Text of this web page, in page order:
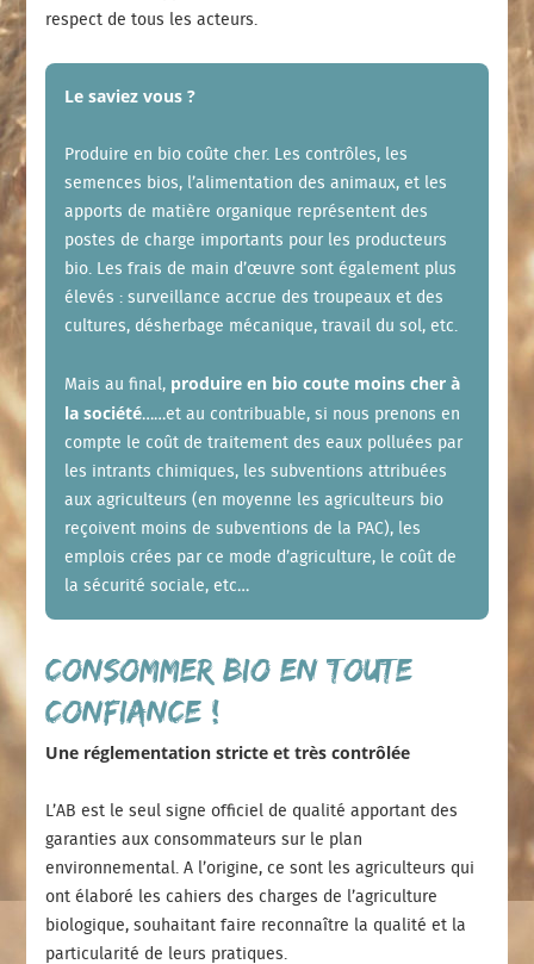
respect de tous les acteurs.
Le saviez vous ?
Produire en bio coûte cher. Les contrôles, les
semences bios, l’alimentation des animaux, et les
apports de matière organique représentent des
postes de charge importants pour les producteurs
bio. Les frais de main d’œuvre sont également plus
élevés : surveillance accrue des troupeaux et des
cultures, désherbage mécanique, travail du sol, etc.
Mais au final, produire en bio coute moins cher à
la société……et au contribuable, si nous prenons en
compte le coût de traitement des eaux polluées par
les intrants chimiques, les subventions attribuées
aux agriculteurs (en moyenne les agriculteurs bio
reçoivent moins de subventions de la PAC), les
emplois crées par ce mode d’agriculture, le coût de
la sécurité sociale, etc…
CONSOMMER BIO EN TOUTE
CONFIANCE !
Une réglementation stricte et très contrôlée
L’AB est le seul signe officiel de qualité apportant des
garanties aux consommateurs sur le plan
environnemental. A l’origine, ce sont les agriculteurs qui
ont élaboré les cahiers des charges de l’agriculture
biologique, souhaitant faire reconnaître la qualité et la
particularité de leurs pratiques.